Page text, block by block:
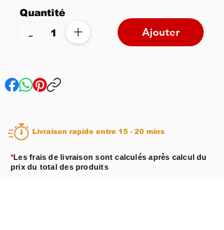
Quantité
+
- Ajouter
Livraison rapide entre 15 - 20 mins
*Les frais de livraison sont calculés après calcul du
prix du total des produits